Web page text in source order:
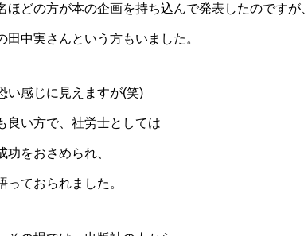
ほどの方が本の企画を持ち込んで発表したのですが、
田中実さんという方もいました。
い感じに見えますが(笑)
良い方で、社労士としては
功をおさめられ、
っておられました。